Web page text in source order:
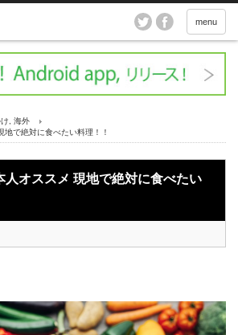
menu
海外
で絶対に食べたい料理！！
人オススメ 現地で絶対に食べたい